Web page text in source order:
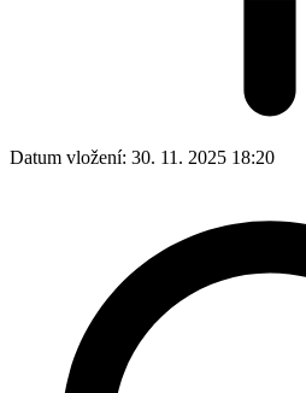
Datum vložení: 30. 11. 2025 18:20